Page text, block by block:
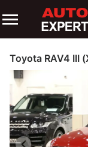
Toyota RAV4 III